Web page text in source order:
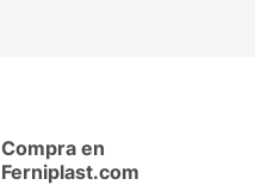
Compra en
Ferniplast.com